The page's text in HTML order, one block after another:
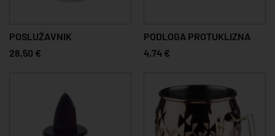
POSLUŽAVNIK
28,50 €
PODLOGA PROTUKLIZNA
4,74 €